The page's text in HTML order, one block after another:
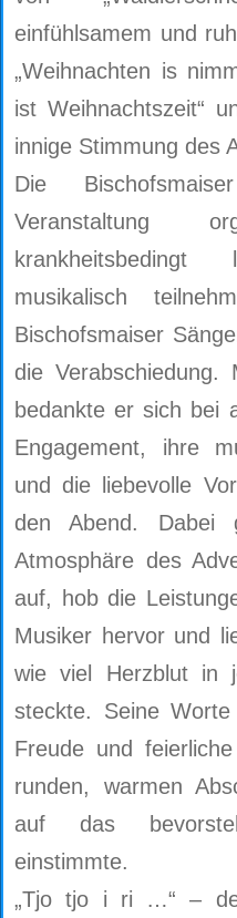
einfühlsamem und
„Weihnachten is
ist Weihnachtszeit“
innige Stimmung des
Die
Veranstaltung
musikalisch
Bischofsmaiser
die Verabschiedung.
bedankte er sich bei
Engagement, ihre
und die liebevolle
den Abend. Dabei
Atmosphäre des
auf, hob die
Musiker hervor und
wie viel Herzblut in
steckte. Seine Worte
Freude und
runden, warmen
auf das
einstimmte.
„Tjo tjo i ri …“ –